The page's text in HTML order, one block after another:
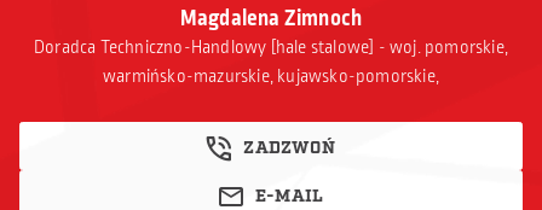
Magdalena Zimnoch
Doradca Techniczno-Handlowy [hale stalowe] - woj. pomorskie,
warmińsko-mazurskie, kujawsko-pomorskie,
ZADZWOŃ
E-MAIL